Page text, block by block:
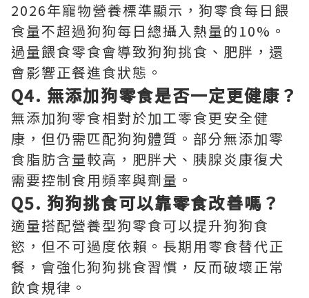
2026年寵物營養標準顯示，狗零食每日餵
食量不超過狗狗每日總攝入熱量的10%。
過量餵食零食會導致狗狗挑食、肥胖，還
會影響正餐進食狀態。
Q4. 無添加狗零食是否一定更健康？
無添加狗零食相對於加工零食更安全健
康，但仍需匹配狗狗體質。部分無添加零
食脂肪含量較高，肥胖犬、胰腺炎康復犬
需要控制食用頻率與劑量。
Q5. 狗狗挑食可以靠零食改善嗎？
適量搭配營養型狗零食可以提升狗狗食
慾，但不可過度依賴。長期用零食替代正
餐，會強化狗狗挑食習慣，反而破壞正常
飲食規律。